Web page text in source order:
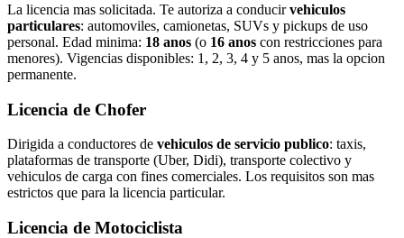
La licencia mas solicitada. Te autoriza a conducirvehiculos
particulares: automoviles, camionetas, SUVs y pickups de uso
personal. Edad minima: 18 anos (o 16 anos con restricciones para
menores). Vigencias disponibles: 1, 2, 3, 4 y 5 anos, mas la opcion
permanente.
Licencia de Chofer
Dirigida a conductores de vehiculos de servicio publico: taxis,
plataformas de transporte (Uber, Didi), transporte colectivo y
vehiculos de carga con fines comerciales. Los requisitos son mas
estrictos que para la licencia particular.
Licencia de Motociclista